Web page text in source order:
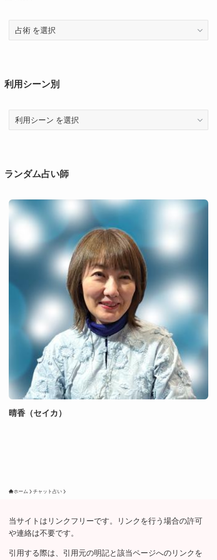
術
利用シーン別
利
用
ン
ランダム占い師
晴香（セイカ）
ホーム チャット占い
当サイトはリンクフリーです。リンクを行う場合の許可
や連絡は不要です。
引用する際は、引用元の明記と該当ページへのリンクを